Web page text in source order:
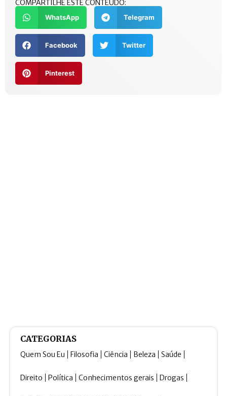
COMPARTILHE ESTE CONTEÚDO:
WhatsApp Telegram
Facebook Twitter
Pinterest
CATEGORIAS
Quem Sou Eu Filosofia Ciência Beleza Saúde
Direito Política Conhecimentos gerais Drogas